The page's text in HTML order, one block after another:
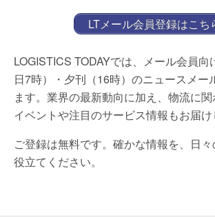
LTメール会員登録はこち
LOGISTICS TODAYでは、メール会員
日7時）・夕刊（16時）のニュースメー
ます。業界の最新動向に加え、物流に
イベントや注目のサービス情報もお届け
ご登録は無料です。確かな情報を、日
役立てください。